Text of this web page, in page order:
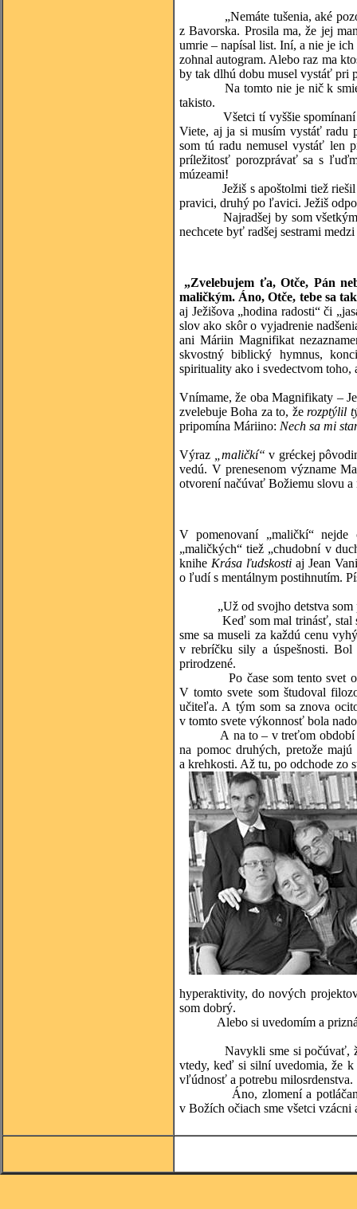
„Nemáte tušenia, aké
z Bavorska. Prosila ma, že jej
umrie – napísal list. Iní, a nie je
zohnal autogram. Alebo raz ma
by tak dlhú dobu musel vystáť pri
Na tomto nie je nič k
takisto.
Všetci tí vyššie spomínaní
Viete, aj ja si musím vystáť radu
som tú radu nemusel vystáť len
príležitosť porozprávať sa s
múzeami!
Ježiš s apoštolmi tiež riešil
pravici, druhý po ľavici. Ježiš
Najradšej by som všetkým,
nechcete byť radšej sestrami
„Zvelebujem ťa, Otče, Pán
maličkým. Áno, Otče, tebe sa
aj Ježišova „hodina radosti“ či
slov ako skôr o vyjadrenie
ani Máriin Magnifikat
skvostný biblický hymnus,
spirituality ako i svedectvom
Vnímame, že oba Magnifikaty –
zvelebuje Boha za to, žerozptýlil
pripomína Máriino: Nech sa mi
Výraz „maličkí“ v gréckej
vedú. V prenesenom význame
otvorení načúvať Božiemu slovu
V pomenovaní „maličkí“
„maličkých“ tiež „chudobní v
knihe Krása ľudskosti aj Jean
o ľudí s mentálnym postihnutím.
„Už od svojho detstva som
Keď som mal trinásť, stal som
sme sa museli za každú cenu
v rebríčku sily a úspešnosti.
prirodzené.
Po čase som tento svet
V tomto svete som študoval
učiteľa. A tým som sa znova
v tomto svete výkonnosť bola
A na to – v treťom období
na pomoc druhých, pretože
a krehkosti. Až tu, po odchode zo
hyperaktivity, do nových
som dobrý.
Alebo si uvedomím a
Navykli sme si počúvať, že
vtedy, keď si silní uvedomia, že k
vľúdnosť a potrebu milosrdenstva.
Áno, zlomení a potláčaní
v Božích očiach sme všetci vzácni